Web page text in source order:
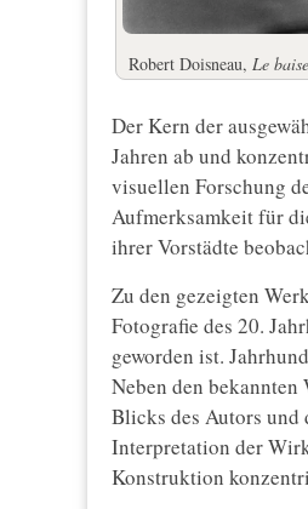
Robert Doisneau, Le
Der Kern der
Jahren ab und
visuellen Forschung
Aufmerksamkeit für
ihrer Vorstädte
Zu den gezeigten
Fotografie des 20.
geworden ist.
Neben den
Blicks des Autors und
Interpretation der
Konstruktion